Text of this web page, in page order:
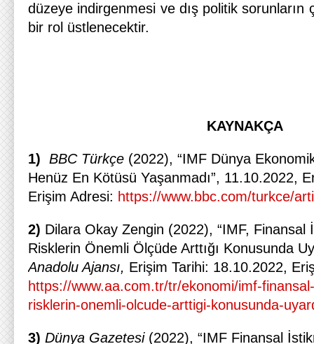
düzeye indirgenmesi ve dış politik sorunların
bir rol üstlenecektir.
KAYNAKÇA
1) BBC Türkçe (2022), “IMF Dünya
Henüz En Kötüsü Yaşanmadı”, 11.10.2022,
Erişim Adresi: https://www.bbc.com/turkce/
2) Dilara Okay Zengin (2022), “IMF, Finansal
Risklerin Önemli Ölçüde Arttığı Konusunda
Anadolu Ajansı, Erişim Tarihi: 18.10.2022,
https://www.aa.com.tr/tr/ekonomi/imf-
risklerin-onemli-olcude-arttigi-konusunda-
3) Dünya Gazetesi (2022), “IMF Finansal